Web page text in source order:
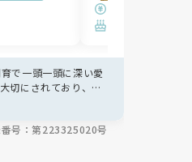
で一頭一頭に深い愛
切にされており、コ
うに寄り添ってくれ
号：第223325020号